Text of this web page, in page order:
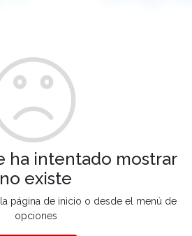
ha intentado mostrar
no existe
página de inicio o desde el menú de
opciones